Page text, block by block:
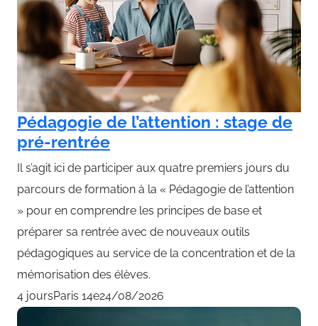
Pédagogie de l’attention : stage de
pré-rentrée
Il s’agit ici de participer aux quatre premiers jours du
parcours de formation à la « Pédagogie de l’attention
» pour en comprendre les principes de base et
préparer sa rentrée avec de nouveaux outils
pédagogiques au service de la concentration et de la
mémorisation des élèves.
4 joursParis 14e24/08/2026